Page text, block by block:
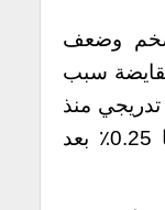
وضعف
سبب
منذ
ديسمبر الماضي بزيادات قدرها 0.25٪ بعد